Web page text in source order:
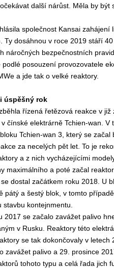
další nárůst. Měla by
společnost Kansai zahájení
Ty dosáhnou v roce 2019 stáří
náročných bezpečnostních
posouzení provozovatele
a jde tak o velké reaktory.
úspěšný rok
řízená řetězová reakce v
čínské elektrárně Tchien-wan. V
Tchien-wan 3, který se
za necelých pět let. To je
a z nich vycházejícími
maximálního a poté začal
dostal začátkem roku 2018. U
pátý a šestý blok, v tomto
kontejnmentu.
2017 se začalo zavážet palivo
v Rusku. Reaktory této
se tak dokončovaly v
zavážet palivo a 29. prosince
tohoto typu a celá řada jich